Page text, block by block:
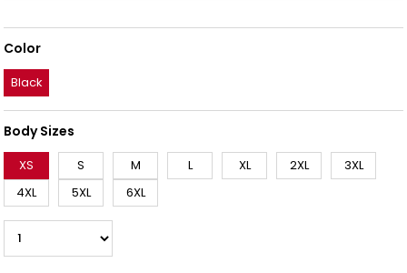
Color
Black
Body Sizes
XS S M L XL 2XL
3XL
4XL
5XL 6XL